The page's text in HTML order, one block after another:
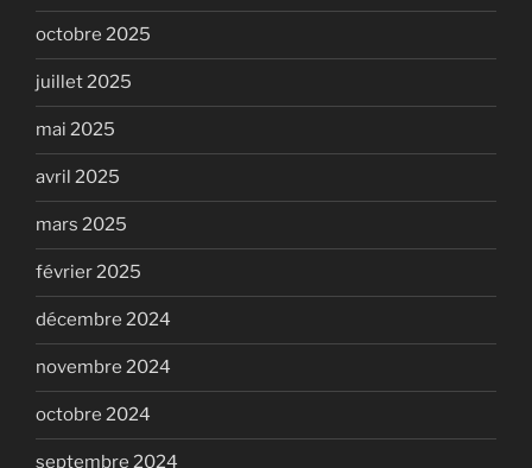
octobre 2025
juillet 2025
mai 2025
avril 2025
mars 2025
février 2025
décembre 2024
novembre 2024
octobre 2024
septembre 2024